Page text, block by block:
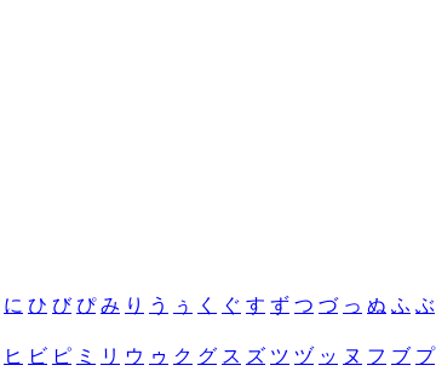
に ひ び ぴ み り う ぅ く ぐ す ず つ づ っ ぬ ふ ぶ
ヒ ビ ピ ミ リ ウ ゥ ク グ ス ズ ツ ヅ ッ ヌ フ ブ プ